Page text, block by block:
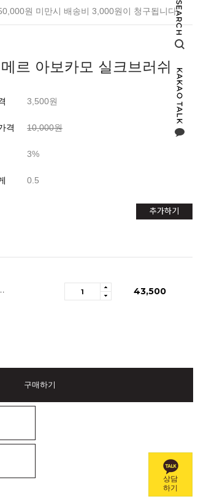
원 미만시 배송비 3,000원이 청구됩니다.
르 아보카모 실크브러쉬
3,500원
격 10,000원
3%
0.5
추가하기
대용량 300ml 1+1 43,500
구매하기
상담
하기